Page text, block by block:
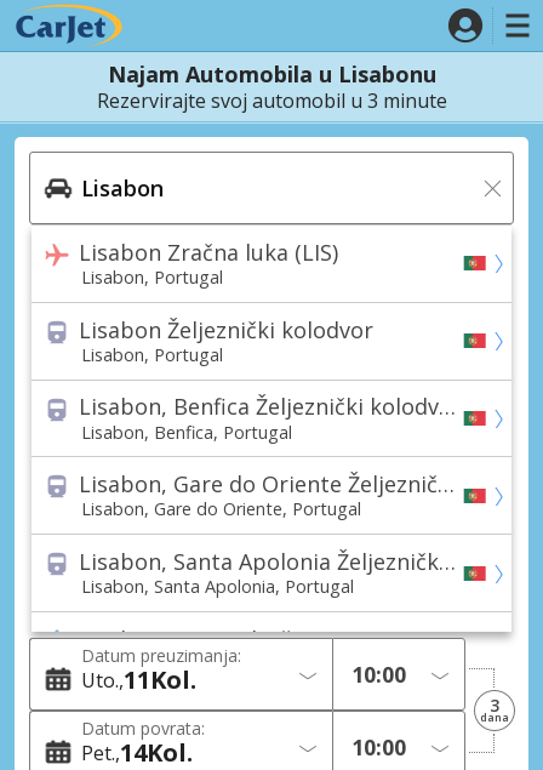
Najam Automobila u Lisabonu
Rezervirajte svoj automobil u 3 minute
Lisabon Zračna luka (LIS)
Lisabon, Portugal
Lisabon Željeznički kolodvor
Lisabon, Portugal
Lisabon, Benfica Željeznički kolodvor
Lisabon, Benfica, Portugal
Lisabon, Gare do Oriente Željeznički kolodvor
Lisabon, Gare do Oriente, Portugal
Lisabon, Santa Apolonia Željeznički kolodvor
Lisabon, Santa Apolonia, Portugal
Lisabon (Sva područja)
Lisabon, Portugal
Eposende Grad
Eposende, Portugal
Datum preuzimanja:
Uto. 11Kol.
Datum povrata:
Pet. 14Kol.
3
dana